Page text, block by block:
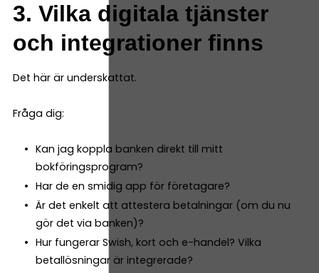
3. Vilka digitala tjänster
och integrationer finns
Det här är underskattat.
Fråga dig:
Kan jag koppla banken direkt till mitt
bokföringsprogram?
Har de en smidig app för företagare?
Är det enkelt att attestera betalningar (om du nu
gör det via banken)?
Hur fungerar Swish, kort och e-handel? Vilka
betallösningar är integrerade?